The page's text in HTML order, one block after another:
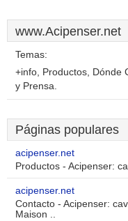
www.Acipenser.net
Temas:
+info, Productos, Dónde
y Prensa.
Páginas populares
acipenser.net
Productos - Acipenser:
acipenser.net
Contacto - Acipenser:
Maison ..